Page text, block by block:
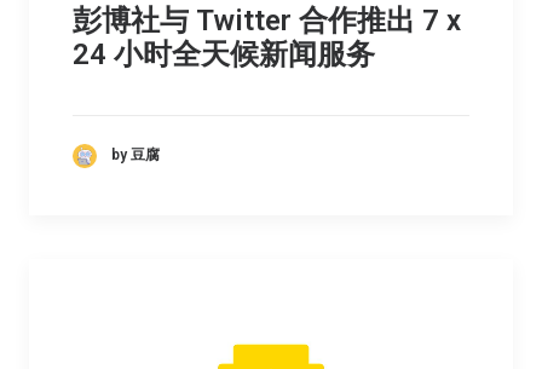
彭博社与 Twitter 合作推出 7 x
24 小时全天候新闻服务
by 豆腐